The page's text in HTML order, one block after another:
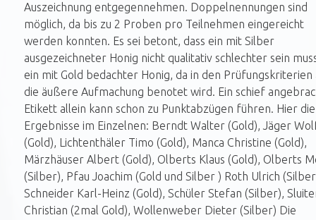
Auszeichnung entgegennehmen. Doppelnennungen sind
möglich, da bis zu 2 Proben pro Teilnehmen eingereicht
werden konnten. Es sei betont, dass ein mit Silber
ausgezeichneter Honig nicht qualitativ schlechter sein
ein mit Gold bedachter Honig, da in den Prüfungskriterien
die äußere Aufmachung benotet wird. Ein schief
Etikett allein kann schon zu Punktabzügen führen. Hier die
Ergebnisse im Einzelnen: Berndt Walter (Gold), Jäger
(Gold), Lichtenthäler Timo (Gold), Manca Christine (Gold),
Märzhäuser Albert (Gold), Olberts Klaus (Gold), Olberts
(Silber), Pfau Joachim (Gold und Silber ) Roth Ulrich
Schneider Karl-Heinz (Gold), Schüler Stefan (Silber),
Christian (2mal Gold), Wollenweber Dieter (Silber) Die